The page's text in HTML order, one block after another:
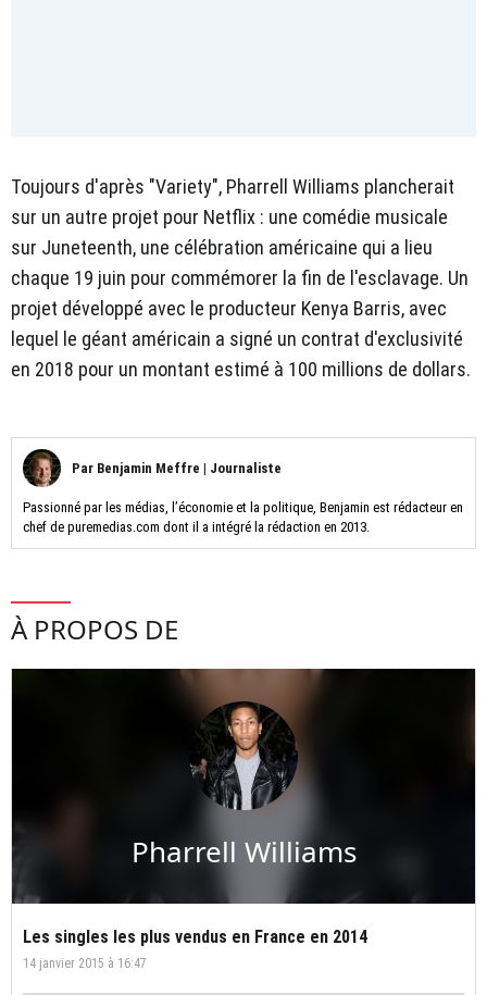
Toujours d'après "Variety", Pharrell Williams plancherait
sur un autre projet pour Netflix : une comédie musicale
sur Juneteenth, une célébration américaine qui a lieu
chaque 19 juin pour commémorer la fin de l'esclavage. Un
projet développé avec le producteur Kenya Barris, avec
lequel le géant américain a signé un contrat d'exclusivité
en 2018 pour un montant estimé à 100 millions de dollars.
Par Benjamin Meffre | Journaliste
Passionné par les médias, l’économie et la politique, Benjamin est rédacteur en
chef de puremedias.com dont il a intégré la rédaction en 2013.
À PROPOS DE
Pharrell Williams
Les singles les plus vendus en France en 2014
14 janvier 2015 à 16:47